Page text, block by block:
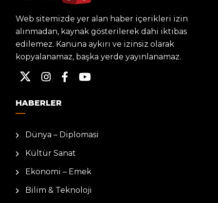
Web sitemizde yer alan haber içerikleri izin
alınmadan, kaynak gösterilerek dahi iktibas
edilemez. Kanuna aykırı ve izinsiz olarak
kopyalanamaz, başka yerde yayınlanamaz.
HABERLER
Dünya – Diplomasi
Kültür Sanat
Ekonomi – Emek
Bilim & Teknoloji